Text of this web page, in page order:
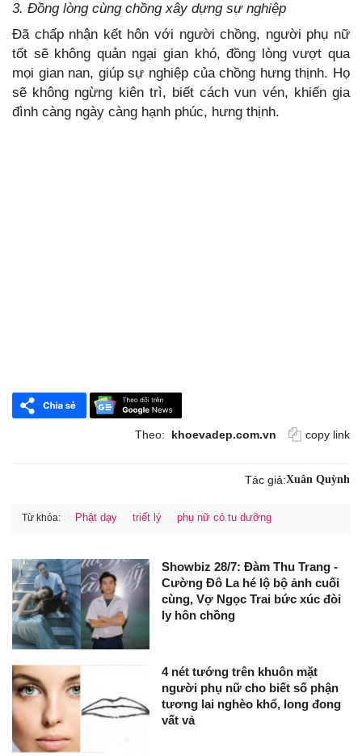
3. Đồng lòng cùng chồng xây dựng sự nghiệp
Đã chấp nhận kết hôn với người chồng, người phụ nữ
tốt sẽ không quản ngại gian khó, đồng lòng vượt qua
mọi gian nan, giúp sự nghiệp của chồng hưng thịnh. Họ
sẽ không ngừng kiên trì, biết cách vun vén, khiến gia
đình càng ngày càng hạnh phúc, hưng thịnh.
Theo: khoevadep.com.vn copy link
Tác giả:Xuân Quỳnh
Từ khóa: Phật dạy triết lý phụ nữ có tu dưỡng
Showbiz 28/7: Đàm Thu Trang -
Cường Đô La hé lộ bộ ảnh cuối
cùng, Vợ Ngọc Trai bức xúc đòi
ly hôn chồng
4 nét tướng trên khuôn mặt
người phụ nữ cho biết số phận
tương lai nghèo khổ, long đong
vất vả